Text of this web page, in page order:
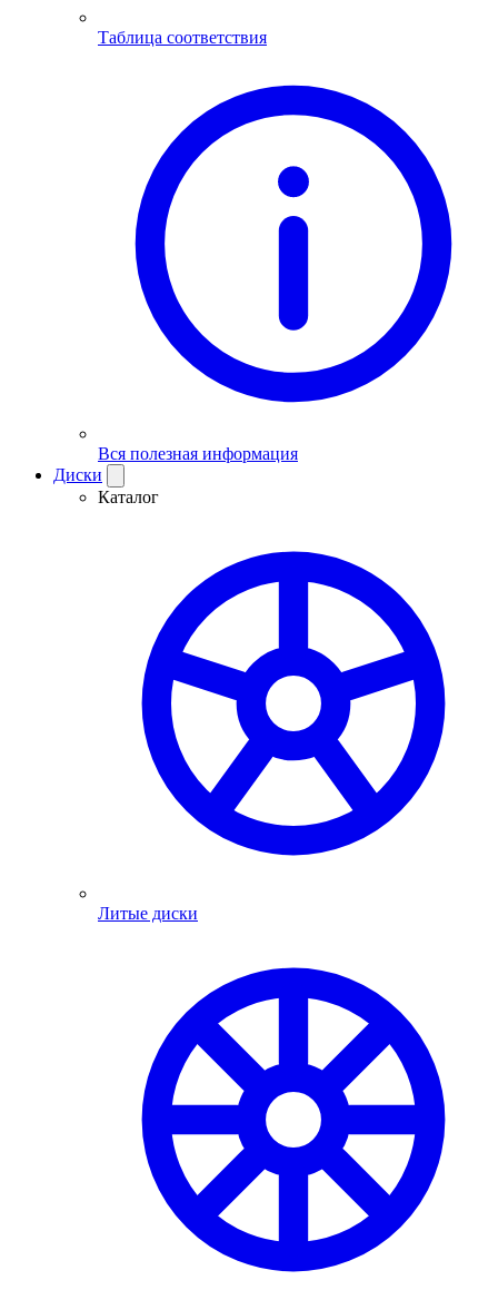
Таблица соответствия
Вся полезная информация
Диски
Каталог
Литые диски